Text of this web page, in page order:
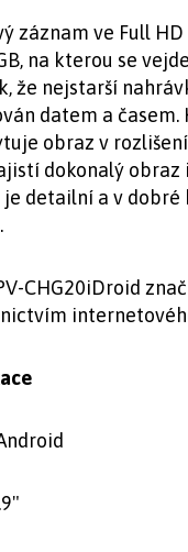
záznam ve Full
na kterou se
že nejstarší
datem a
obraz v
dokonalý
je detailní a v
CHG20iDroid